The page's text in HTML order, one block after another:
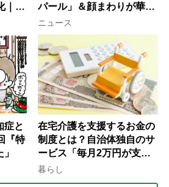
｜流
法
し
パール」＆顔まわりが華や
ぐ「揺れる一粒」の使い分
け方
ニュース
症と
『特
在宅介護を支援するお金の
制度とは？自治体独自のサ
ービス「毎月2万円が支給
される」ケースも【FP解
暮らし